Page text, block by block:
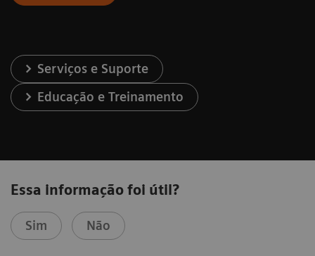
Serviços e Suporte
Educação e Treinamento
Essa informação foi útil?
Sim Não